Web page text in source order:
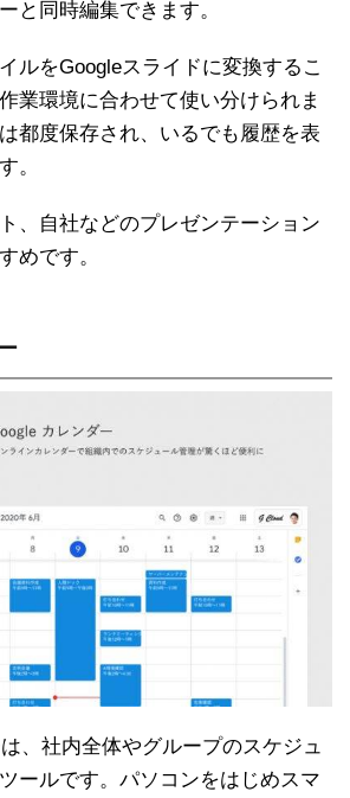
と同時編集できます。
ルをGoogleスライドに変換するこ
業環境に合わせて使い分けられま
都度保存され、いるでも履歴を表
。
、自社などのプレゼンテーション
めです。
、社内全体やグループのスケジュ
ールです。パソコンをはじめスマ